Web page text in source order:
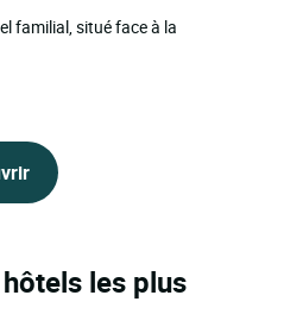
familial, situé face à la
les plus